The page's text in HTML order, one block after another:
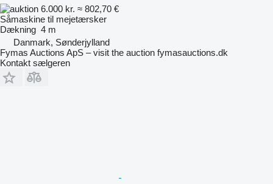
6.000 kr. ≈ 802,70 €
Såmaskine til mejetærsker
Dækning 4 m
Danmark, Sønderjylland
Fymas Auctions ApS – visit the auction fymasauctions.dk
Kontakt sælgeren